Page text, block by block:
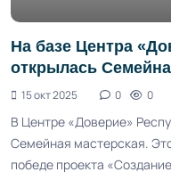
На базе Центра
открылась
15 окт 2025 0 0
В Центре «Доверие»
Семейная мастерская.
победе проекта